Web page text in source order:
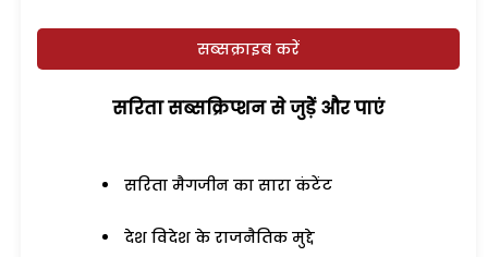
सब्सक्राइब करें
सरिता सब्सक्रिप्शन से जुड़ेें और पाएं
सरिता मैगजीन का सारा कंटेंट
देश विदेश के राजनैतिक मुद्दे